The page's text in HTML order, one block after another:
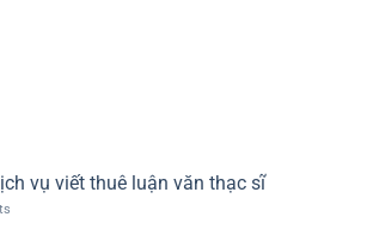
vụ viết thuê luận văn thạc sĩ